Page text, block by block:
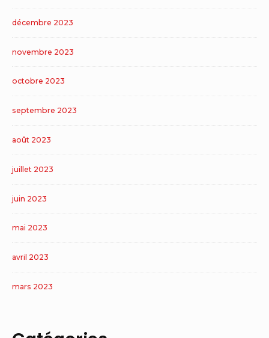
décembre 2023
novembre 2023
octobre 2023
septembre 2023
août 2023
juillet 2023
juin 2023
mai 2023
avril 2023
mars 2023